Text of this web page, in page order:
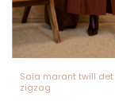
Saia marant twill det
zigzag